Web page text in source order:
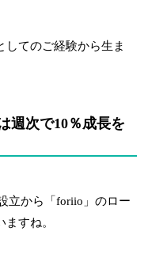
してのご経験から生ま
週次で10％成長を
立から「foriio」のロー
すね。